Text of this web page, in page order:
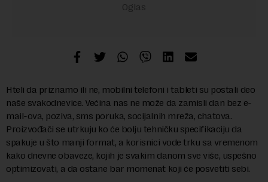
Hteli da priznamo ili ne, mobilni telefoni i tableti su postali deo
naše svakodnevice. Većina nas ne može da zamisli dan bez e-
mail-ova, poziva, sms poruka, socijalnih mreža, chatova.
Proizvođači se utrkuju ko će bolju tehničku specifikaciju da
spakuje u što manji format, a korisnici vode trku sa vremenom
kako dnevne obaveze, kojih je svakim danom sve više, uspešno
optimizovati, a da ostane bar momenat koji će posvetiti sebi.